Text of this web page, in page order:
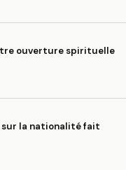
ouverture spirituelle
sur la nationalité fait